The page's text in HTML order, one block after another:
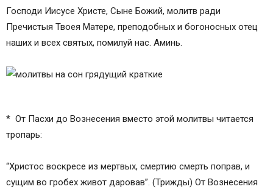
Господи Иисусе Христе, Сыне Божий, молитв ради
Пречистыя Твоея Матере, преподобных и богоносных отец
наших и всех святых, помилуй нас. Аминь.
* От Пасхи до Вознесения вместо этой молитвы читается
тропарь:
“Христос воскресе из мертвых, смертию смерть поправ, и
сущим во гробех живот даровав”. (Трижды) От Вознесения